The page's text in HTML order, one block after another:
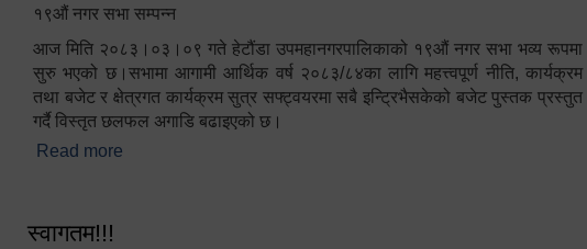
१९औं नगर सभा सम्पन्न
आज मिति २०८३।०३।०९ गते हेटौंडा उपमहानगरपालिकाको १९औं नगर सभा भव्य रूपमा
सुरु भएको छ।सभामा आगामी आर्थिक वर्ष २०८३/८४का लागि महत्त्वपूर्ण नीति, कार्यक्रम
तथा बजेट र क्षेत्रगत कार्यक्रम सुत्र सफ्ट्वयरमा सबै इन्ट्रिभैसकेको बजेट पुस्तक प्रस्तुत
गर्दै विस्तृत छलफल अगाडि बढाइएको छ।
Read more
स्वागतम!!!